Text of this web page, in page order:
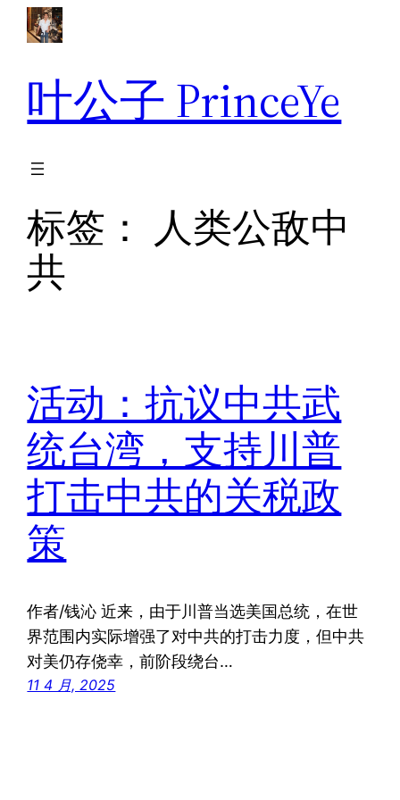
叶公子 PrinceYe
标签： 人类公敌中
共
活动：抗议中共武
统台湾，支持川普
打击中共的关税政
策
作者/钱沁 近来，由于川普当选美国总统，在世
界范围内实际增强了对中共的打击力度，但中共
对美仍存侥幸，前阶段绕台…
11 4 月, 2025